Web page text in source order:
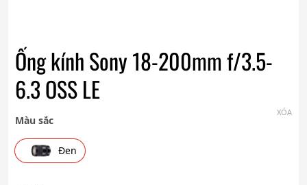
Ống kính Sony 18-200mm f/3.5-
6.3 OSS LE
Màu sắc
Đen
XÓA